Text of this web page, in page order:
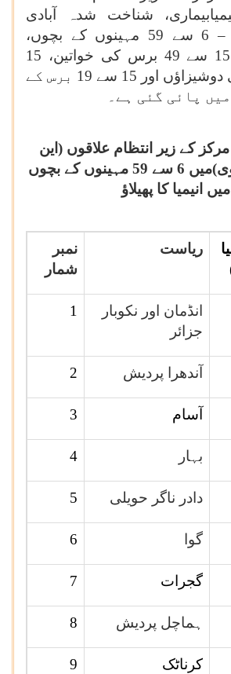
شناخت شدہ آبادی
–
6 سے 59 مہینوں کے بچوں،
حاملہ خواتین، 15 سے 49 برس کی خواتین، 15
سے 19 برس کی دوشیزاؤں اور 15 سے 19 برس کے
پائی گئی ہے۔
/ مرکز کے زیر انتظام علاقوں (این
ایف ایچ ایس۔ وی)میں 6 سے 59 مہینوں کے بچوں
میں انیمیا کا پھیلاؤ
نمبر
شمار
ریاست
1
انڈمان اور نکوبار
جزائر
2 آندھرا پردیش
3 آسام
4 بہار
5 دادر ناگر حویلی
6 گوا
7 گجرات
8 ہماچل پردیش
9 کرناٹک